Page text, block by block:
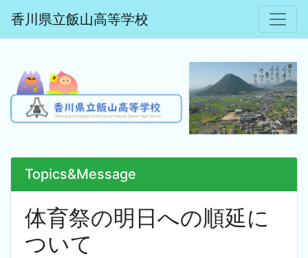
香川県立飯山高等学校
Topics&Message
体育祭の明日への順延に
ついて